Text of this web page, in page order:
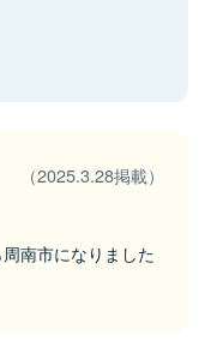
（2025.3.28掲載）
南市になりました